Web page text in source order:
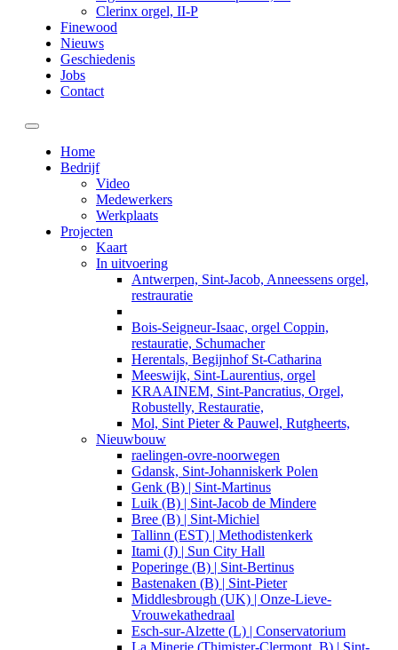
Clerinx orgel, II-P
Finewood
Nieuws
Geschiedenis
Jobs
Contact
Toggle navigation
Home
Bedrijf
Video
Medewerkers
Werkplaats
Projecten
Kaart
In uitvoering
Antwerpen, Sint-Jacob, Anneessens orgel,
restrauratie
Bois-Seigneur-Isaac, orgel Coppin,
restauratie, Schumacher
Herentals, Begijnhof St-Catharina
Meeswijk, Sint-Laurentius, orgel
KRAAINEM, Sint-Pancratius, Orgel,
Robustelly, Restauratie,
Mol, Sint Pieter & Pauwel, Rutgheerts,
Nieuwbouw
raelingen-ovre-noorwegen
Gdansk, Sint-Johanniskerk Polen
Genk (B) | Sint-Martinus
Luik (B) | Sint-Jacob de Mindere
Bree (B) | Sint-Michiel
Tallinn (EST) | Methodistenkerk
Itami (J) | Sun City Hall
Poperinge (B) | Sint-Bertinus
Bastenaken (B) | Sint-Pieter
Middlesbrough (UK) | Onze-Lieve-
Vrouwekathedraal
Esch-sur-Alzette (L) | Conservatorium
La Minerie (Thimister-Clermont, B) | Sint-